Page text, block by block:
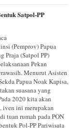
Satpol-PP
(Pemprov) Papua
Praja (Satpol PP)
Pekan
Menurut Asisten
Papua Noak Kapisa,
suasana yang
2020 kita akan
iven ini merupakan
tuan rumah pada PON
Pol-PP Pariwisata